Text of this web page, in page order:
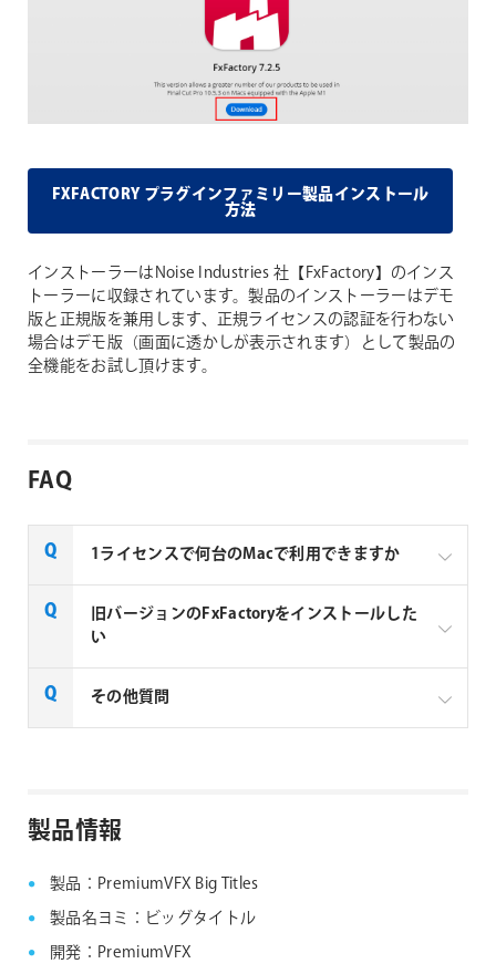
FXFACTORY プラグインファミリー製品インストール
方法
インストーラーはNoise Industries 社【FxFactory】のインス
トーラーに収録されています。製品のインストーラーはデモ
版と正規版を兼用します、正規ライセンスの認証を行わない
場合はデモ版（画面に透かしが表示されます）として製品の
全機能をお試し頂けます。
FAQ
1ライセンスで何台のMacで利用できますか
Noise Industries社製品、FxFactory プラグインファミ
リー製品は、1ライセンスにつき1台のMacでのみ使用
旧バージョンのFxFactoryをインストールした
い
FxFactory 旧バージョンインストーラーページよりご
FxFactory 旧バージョンインストーラー
その他質問
製品情報
製品：PremiumVFX Big Titles
製品名ヨミ：ビッグタイトル
開発：PremiumVFX